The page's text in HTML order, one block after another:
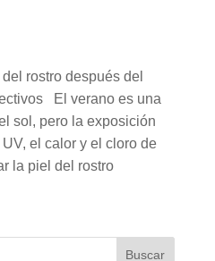
rostro después del
El verano es una
sol, pero la exposición
el calor y el cloro de
la piel del rostro